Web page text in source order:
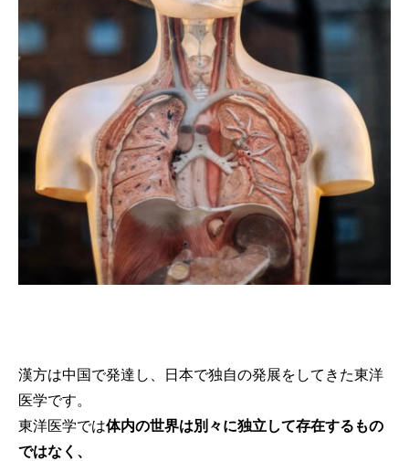
漢方は中国で発達し、日本で独自の発展をしてきた東洋
医学です。
東洋医学では体内の世界は別々に独立して存在するもの
ではなく、